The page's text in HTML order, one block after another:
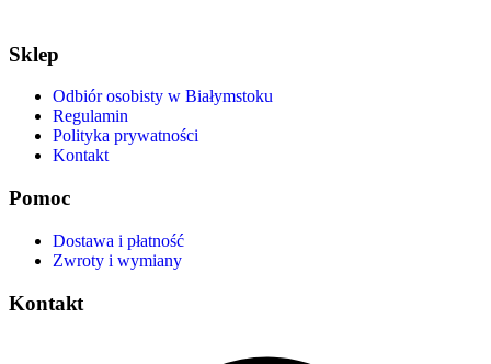
Sklep
Odbiór osobisty w Białymstoku
Regulamin
Polityka prywatności
Kontakt
Pomoc
Dostawa i płatność
Zwroty i wymiany
Kontakt